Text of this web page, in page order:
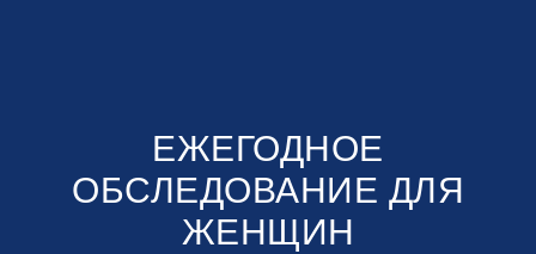
ЕЖЕГОДНОЕ
ОБСЛЕДОВАНИЕ ДЛЯ
ЖЕНЩИН